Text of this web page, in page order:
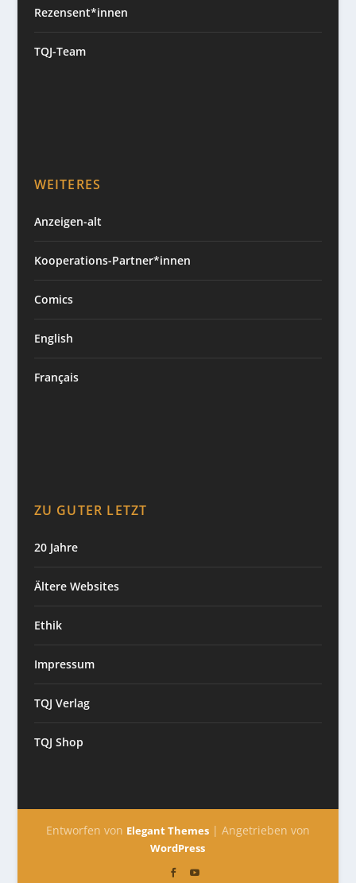
Rezensent*innen
TQJ-Team
WEITERES
Anzeigen-alt
Kooperations-Partner*innen
Comics
English
Français
ZU GUTER LETZT
20 Jahre
Ältere Websites
Ethik
Impressum
TQJ Verlag
TQJ Shop
Entworfen von Elegant Themes| Angetrieben von
WordPress